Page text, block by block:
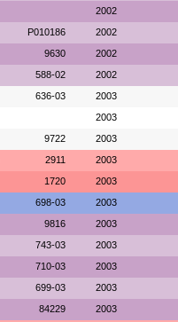
2002
P010186 2002
9630 2002
588-02 2002
636-03 2003
2003
9722 2003
2911 2003
1720 2003
698-03 2003
9816 2003
743-03 2003
710-03 2003
699-03 2003
84229 2003